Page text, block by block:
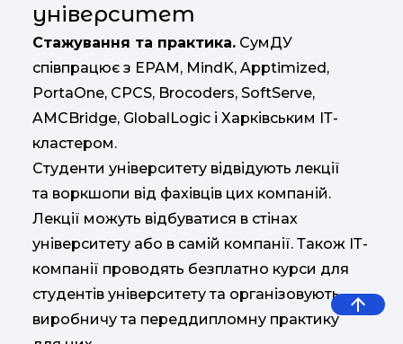
університет
Стажування та практика. СумДУ
співпрацює з EPAM, MindK, Apptimized,
PortaOne, CPCS, Brocoders, SoftServe,
AMCBridge, GlobalLogic і Харківським ІТ-
кластером.
Студенти університету відвідують лекції
та воркшопи від фахівців цих компаній.
Лекції можуть відбуватися в стінах
університету або в самій компанії. Також ІТ-
компанії проводять безплатно курси для
студентів університету та організовують
виробничу та переддипломну практику